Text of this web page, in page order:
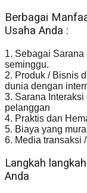
Berbagai
Usaha Anda :
1. Sebagai
seminggu.
2. Produk / Bisnis
dunia dengan
3. Sarana
pelanggan
4. Praktis dan
5. Biaya yang
6. Media transaksi
Langkah
Anda